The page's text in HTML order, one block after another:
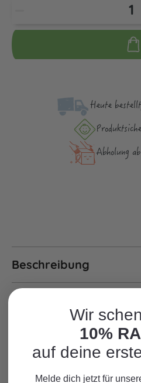
Heute
Abholung
Beschreibung
Wir
10%
auf deine
Melde dich jetzt für